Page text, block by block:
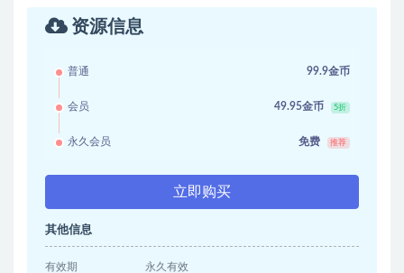
资源信息
普通 99.9金币
会员 49.95金币 5折
永久会员 免费 推荐
立即购买
其他信息
有效期 永久有效